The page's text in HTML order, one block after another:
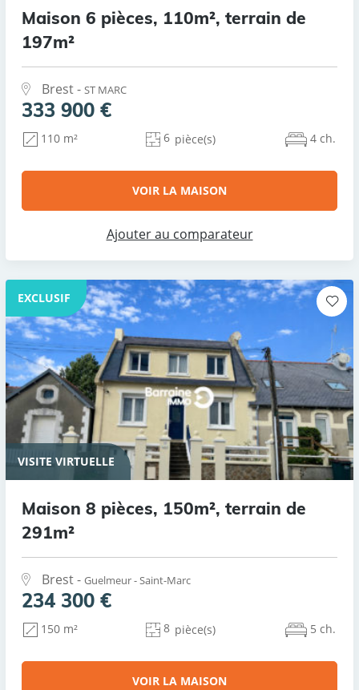
Maison 6 pièces, 110m², terrain de
197m²
Brest - ST MARC
333 900 €
110 m² 6 pièce(s) 4 ch.
VOIR LA MAISON
Ajouter au comparateur
EXCLUSIF
VISITE VIRTUELLE
Maison 8 pièces, 150m², terrain de
291m²
Brest - Guelmeur - Saint-Marc
234 300 €
150 m² 8 pièce(s) 5 ch.
VOIR LA MAISON